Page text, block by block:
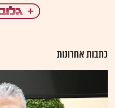
כתבות אחרונות